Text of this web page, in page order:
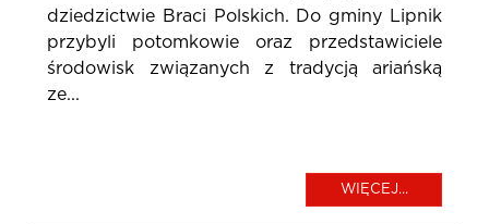
dziedzictwie Braci Polskich. Do gminy Lipnik
przybyli potomkowie oraz przedstawiciele
środowisk związanych z tradycją ariańską
ze...
WIĘCEJ...